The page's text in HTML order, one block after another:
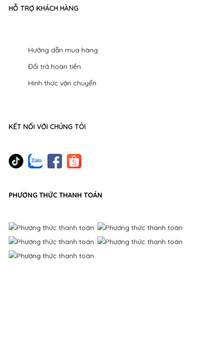
HỖ TRỢ KHÁCH HÀNG
Hướng dẫn mua hàng
Đổi trả hoàn tiền
Hình thức vận chuyển
KẾT NỐI VỚI CHÚNG TÔI
PHƯƠNG THỨC THANH TOÁN